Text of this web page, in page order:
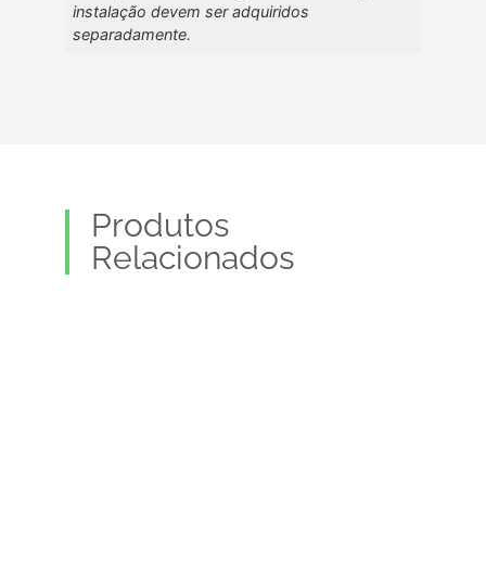
instalação devem ser adquiridos
separadamente.
Produtos
Relacionados